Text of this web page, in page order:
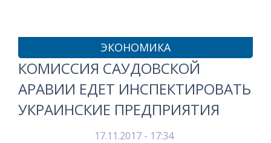
ЭКОНОМИКА
КОМИССИЯ САУДОВСКОЙ
АРАВИИ ЕДЕТ ИНСПЕКТИРОВАТЬ
УКРАИНСКИЕ ПРЕДПРИЯТИЯ
17.11.2017 - 17:34